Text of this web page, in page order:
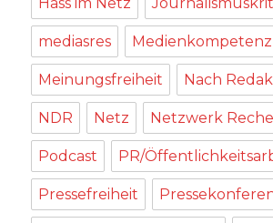
mediasres Medienkompetenz
Meinungsfreiheit Nach
NDR Netz Netzwerk
Podcast PR/
Pressefreiheit